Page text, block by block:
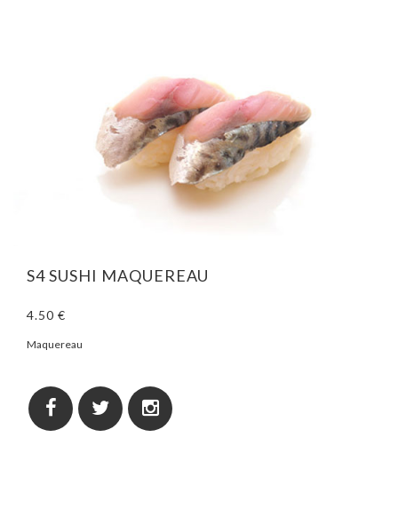
S4 SUSHI MAQUEREAU
4.50 €
Maquereau